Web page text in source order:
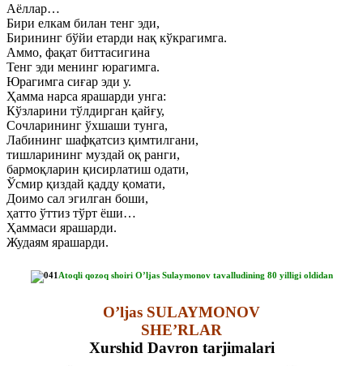
Аёллар…
Бири елкам билан тенг эди,
Бирининг бўйи етарди нақ кўкрагимга.
Аммо, фақат биттасигина
Тенг эди менинг юрагимга.
Юрагимга сиғар эди у.
Ҳамма нарса ярашарди унга:
Кўзларини тўлдирган қайғу,
Сочларининг ўхшаши тунга,
Лабининг шафқатсиз қимтилгани,
тишларининг муздай оқ ранги,
бармоқларин қисирлатиш одати,
Ўсмир қиздай қадду қомати,
Доимо сал эгилган боши,
ҳатто ўттиз тўрт ёши…
Ҳаммаси ярашарди.
Жудаям ярашарди.
Atoqli qozoq shoiri O’ljas Sulaymonov tavalludining 80 yilligi oldidan
O’ljas SULAYMONOV
SHE’RLAR
Xurshid Davron tarjimalari